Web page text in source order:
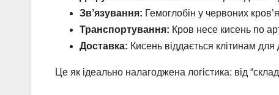
Зв’язування: Гемоглобін у червоних
Транспортування: Кров несе кисень по
Доставка: Кисень віддається клітинам для
Це як ідеально налагоджена логістика: від